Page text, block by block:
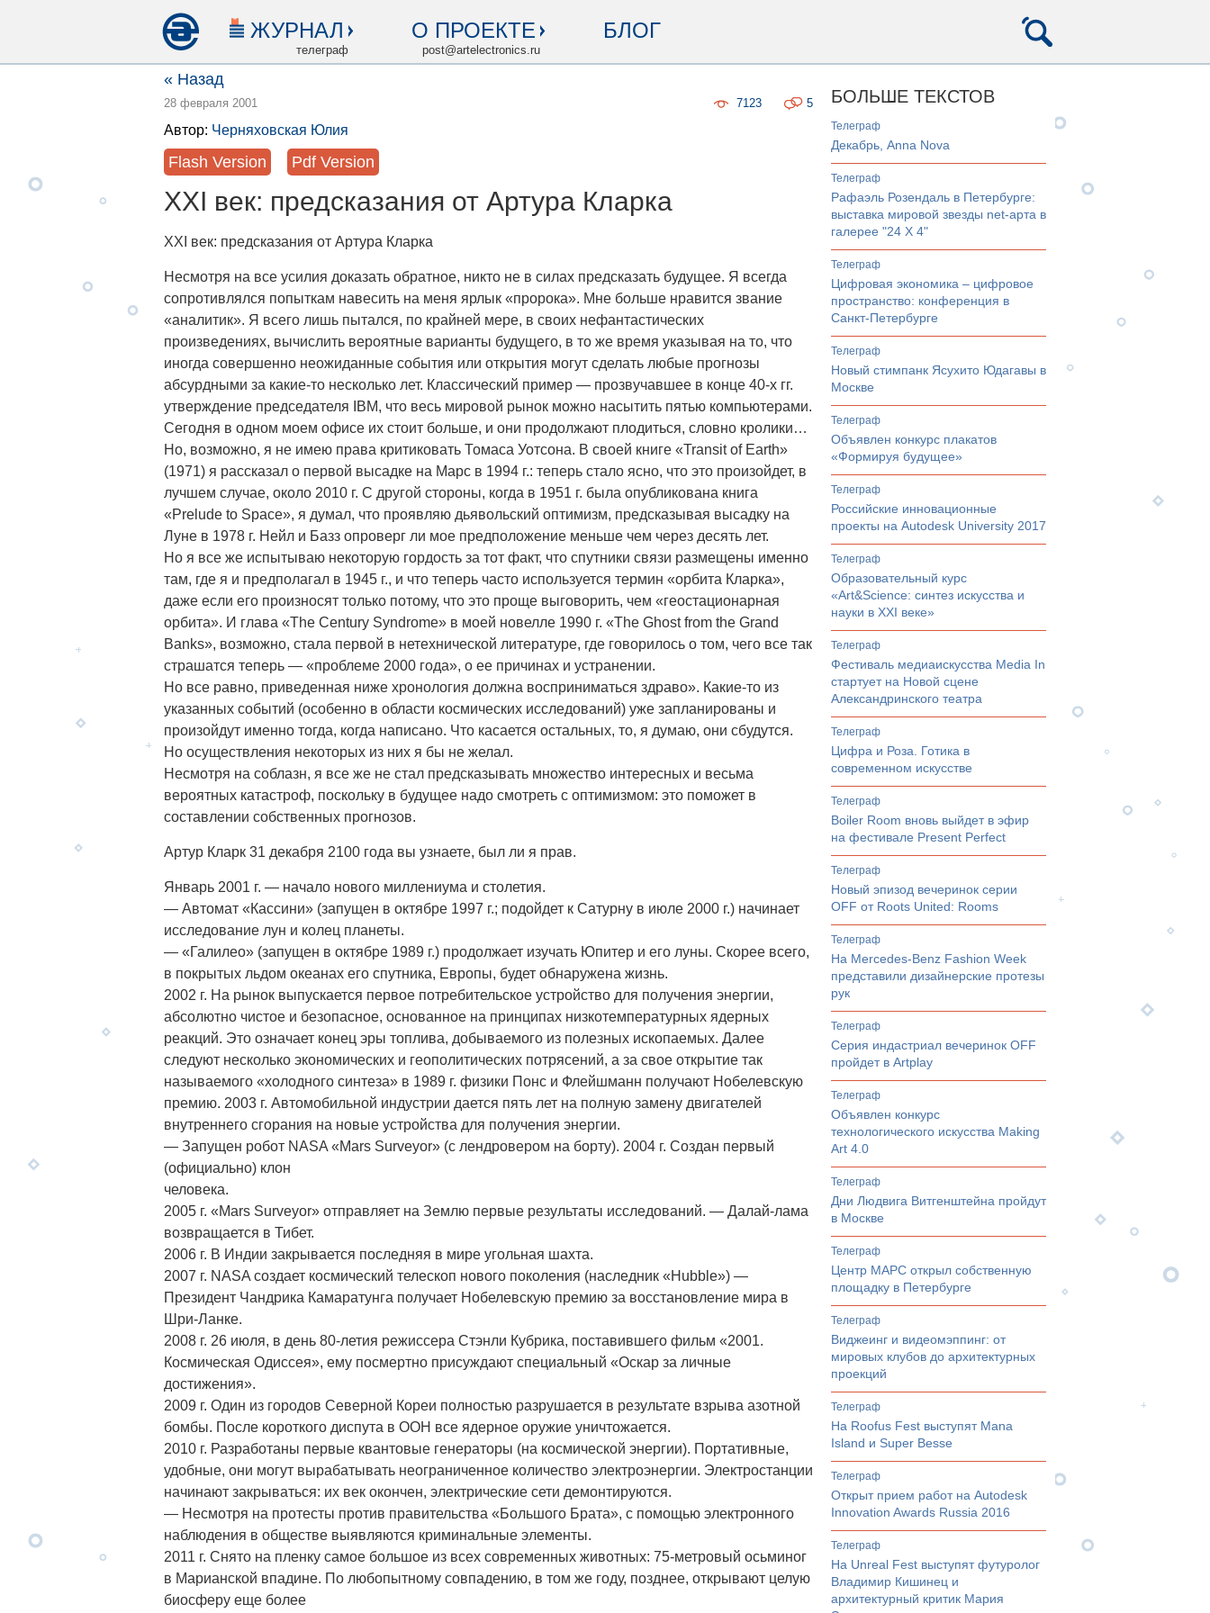
ЖУРНАЛ
телеграф
О ПРОЕКТЕ
post@artelectronics.ru
БЛОГ
« Назад
28 февраля 2001 5
7123
Автор: Черняховская Юлия
Flash Version Pdf Version
XXI век: предсказания от Артура Кларка
XXI век: предсказания от Артура Кларка
Несмотря на все усилия доказать обратное, никто не в силах предсказать будущее. Я всегда
сопротивлялся попыткам навесить на меня ярлык «пророка». Мне больше нравится звание
«аналитик». Я всего лишь пытался, по крайней мере, в своих нефантастических
произведениях, вычислить вероятные варианты будущего, в то же время указывая на то, что
иногда совершенно неожиданные события или открытия могут сделать любые прогнозы
абсурдными за какие-то несколько лет. Классический пример — прозвучавшее в конце 40-х гг.
утверждение председателя IBM, что весь мировой рынок можно насытить пятью компьютерами.
Сегодня в одном моем офисе их стоит больше, и они продолжают плодиться, словно кролики…
Но, возможно, я не имею права критиковать Томаса Уотсона. В своей книге «Transit of Earth»
(1971) я рассказал о первой высадке на Марс в 1994 г.: теперь стало ясно, что это произойдет, в
лучшем случае, около 2010 г. С другой стороны, когда в 1951 г. была опубликована книга
«Prelude to Space», я думал, что проявляю дьявольский оптимизм, предсказывая высадку на
Луне в 1978 г. Нейл и Базз опроверг ли мое предположение меньше чем через десять лет.
Но я все же испытываю некоторую гордость за тот факт, что спутники связи размещены именно
там, где я и предполагал в 1945 г., и что теперь часто используется термин «орбита Кларка»,
даже если его произносят только потому, что это проще выговорить, чем «геостационарная
орбита». И глава «The Century Syndrome» в моей новелле 1990 г. «The Ghost from the Grand
Banks», возможно, стала первой в нетехнической литературе, где говорилось о том, чего все так
страшатся теперь — «проблеме 2000 года», о ее причинах и устранении.
Но все равно, приведенная ниже хронология должна восприниматься здраво». Какие-то из
указанных событий (особенно в области космических исследований) уже запланированы и
произойдут именно тогда, когда написано. Что касается остальных, то, я думаю, они сбудутся.
Но осуществления некоторых из них я бы не желал.
Несмотря на соблазн, я все же не стал предсказывать множество интересных и весьма
вероятных катастроф, поскольку в будущее надо смотреть с оптимизмом: это поможет в
составлении собственных прогнозов.
Артур Кларк 31 декабря 2100 года вы узнаете, был ли я прав.
Январь 2001 г. — начало нового миллениума и столетия.
— Автомат «Кассини» (запущен в октябре 1997 г.; подойдет к Сатурну в июле 2000 г.) начинает
исследование лун и колец планеты.
— «Галилео» (запущен в октябре 1989 г.) продолжает изучать Юпитер и его луны. Скорее всего,
в покрытых льдом океанах его спутника, Европы, будет обнаружена жизнь.
2002 г. На рынок выпускается первое потребительское устройство для получения энергии,
абсолютно чистое и безопасное, основанное на принципах низкотемпературных ядерных
реакций. Это означает конец эры топлива, добываемого из полезных ископаемых. Далее
следуют несколько экономических и геополитических потрясений, а за свое открытие так
называемого «холодного синтеза» в 1989 г. физики Понс и Флейшманн получают Нобелевскую
премию. 2003 г. Автомобильной индустрии дается пять лет на полную замену двигателей
внутреннего сгорания на новые устройства для получения энергии.
— Запущен робот NASA «Mars Surveyor» (с лендровером на борту). 2004 г. Создан первый
(официально) клон
человека.
2005 г. «Mars Surveyor» отправляет на Землю первые результаты исследований. — Далай-лама
возвращается в Тибет.
2006 г. В Индии закрывается последняя в мире угольная шахта.
2007 г. NASA cоздает космический телескоп нового поколения (наследник «Hubble») —
Президент Чандрика Камаратунга получает Нобелевскую премию за восстановление мира в
Шри-Ланке.
2008 г. 26 июля, в день 80-летия режиссера Стэнли Кубрика, поставившего фильм «2001.
Космическая Одиссея», ему посмертно присуждают специальный «Оскар за личные
достижения».
2009 г. Один из городов Северной Кореи полностью разрушается в результате взрыва азотной
бомбы. После короткого диспута в ООН все ядерное оружие уничтожается.
2010 г. Разработаны первые квантовые генераторы (на космической энергии). Портативные,
удобные, они могут вырабатывать неограниченное количество электроэнергии. Электростанции
начинают закрываться: их век окончен, электрические сети демонтируются.
— Несмотря на протесты против правительства «Большого Брата», с помощью электронного
наблюдения в обществе выявляются криминальные элементы.
2011 г. Снято на пленку самое большое из всех современных животных: 75-метровый осьминог
в Марианской впадине. По любопытному совпадению, в том же году, позднее, открывают целую
биосферу еще более
БОЛЬШЕ ТЕКСТОВ
телеграф
Декабрь, Anna Nova
телеграф
Рафаэль Розендаль в Петербурге:
выставка мировой звезды net-арта в
галерее "24 Х 4"
телеграф
Цифровая экономика – цифровое
пространство: конференция в
Санкт-Петербурге
телеграф
Новый стимпанк Ясухито Юдагавы в
Москве
телеграф
Объявлен конкурс плакатов
«Формируя будущее»
телеграф
Российские инновационные
проекты на Autodesk University 2017
телеграф
Образовательный курс
«Art&Science: синтез искусства и
науки в XXI веке»
телеграф
Фестиваль медиаискусства Media In
стартует на Новой сцене
Александринского театра
телеграф
Цифра и Роза. Готика в
современном искусстве
телеграф
Boiler Room вновь выйдет в эфир
на фестивале Present Perfect
телеграф
Новый эпизод вечеринок серии
OFF от Roots United: Rooms
телеграф
На Mercedes-Benz Fashion Week
представили дизайнерские протезы
рук
телеграф
Серия индастриал вечеринок OFF
пройдет в Artplay
телеграф
Объявлен конкурс
технологического искусства Making
Art 4.0
телеграф
Дни Людвига Витгенштейна пройдут
в Москве
телеграф
Центр МАРС открыл собственную
площадку в Петербурге
телеграф
Виджеинг и видеомэппинг: от
мировых клубов до архитектурных
проекций
телеграф
На Roofus Fest выступят Mana
Island и Super Besse
телеграф
Открыт прием работ на Autodesk
Innovation Awards Russia 2016
телеграф
На Unreal Fest выступят футуролог
Владимир Кишинец и
архитектурный критик Мария